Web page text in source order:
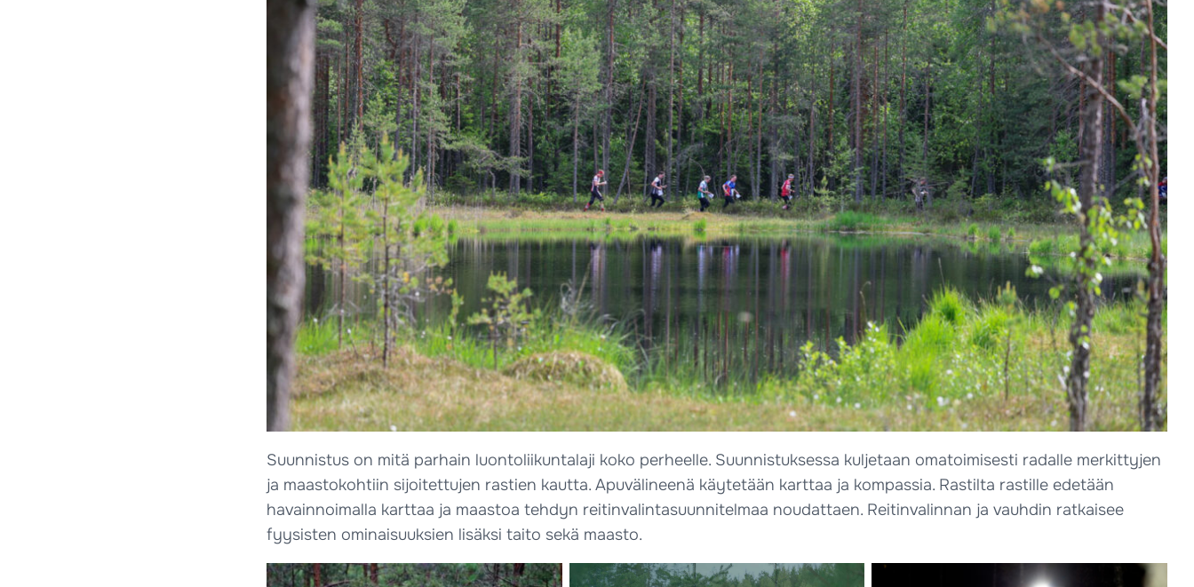
Suunnistus on mitä parhain luontoliikuntalaji koko perheelle. Suunnistuksessa kuljetaan omatoimisesti radalle merkittyjen
ja maastokohtiin sijoitettujen rastien kautta. Apuvälineenä käytetään karttaa ja kompassia. Rastilta rastille edetään
havainnoimalla karttaa ja maastoa tehdyn reitinvalintasuunnitelmaa noudattaen. Reitinvalinnan ja vauhdin ratkaisee
fyysisten ominaisuuksien lisäksi taito sekä maasto.